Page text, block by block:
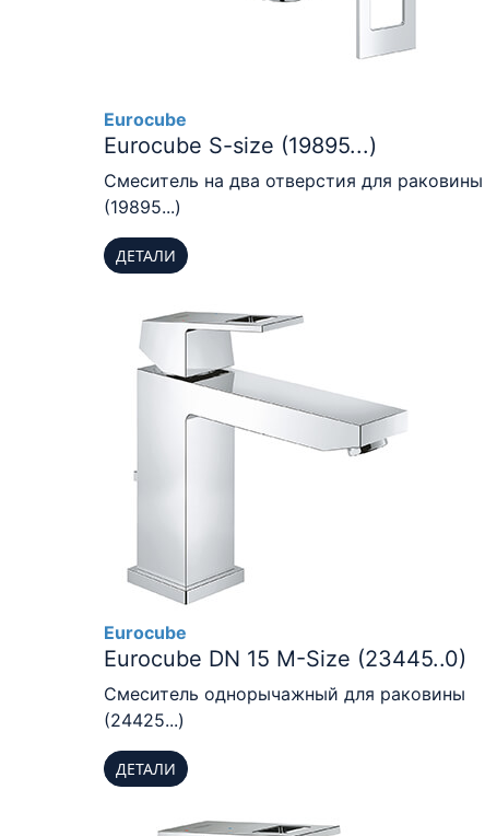
Eurocube
Eurocube S-size (19895...)
Смеситель на два отверстия для раковины
(19895...)
ДЕТАЛИ
Eurocube
Eurocube DN 15 M-Size (23445..0)
Смеситель однорычажный для раковины
(24425...)
ДЕТАЛИ